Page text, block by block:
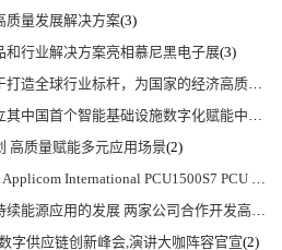
质量发展解决方案(3)
行业解决方案亮相慕尼黑电子展(3)
经济高质量发展贡献更大力量|上海电气集团党委书记、董事长吴磊来访
中国首个智能基础设施数字化赋能中心
高质量赋能多元应用场景(2)
International PCU1500S7 PCU 1500 S7 V4.5.0
合作开发高性能储能和太阳能组串式逆变器方案 以实现可持续的未来
字供应链创新峰会,演讲大咖阵容官宣(2)